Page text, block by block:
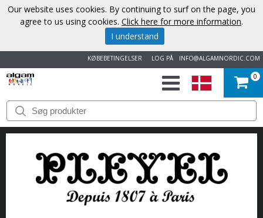
INFO@ALGAMNORDIC.COM
LOG PÅ
KØBEBETINGELSER
START
VAREMÆRKER
NYHEDER
0
Our website uses cookies. By continuing to surf on the page, you
agree to us using cookies. Click here for more information.
I understand